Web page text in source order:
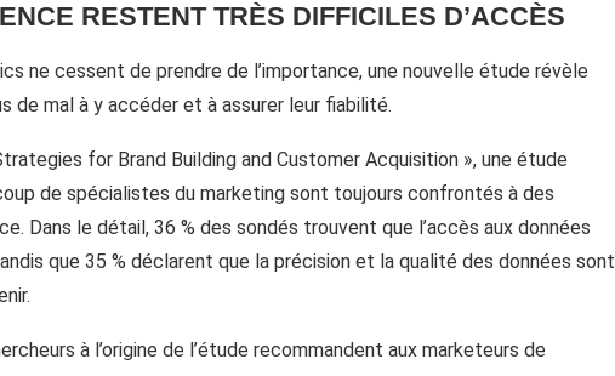
RESTENT TRÈS DIFFICILES D’ACCÈS
ne cessent de prendre de l’importance, une nouvelle étude révèle
de mal à y accéder et à assurer leur fiabilité.
for Brand Building and Customer Acquisition », une étude
de spécialistes du marketing sont toujours confrontés à des
Dans le détail, 36 % des sondés trouvent que l’accès aux données
que 35 % déclarent que la précision et la qualité des données sont
à l’origine de l’étude recommandent aux marketeurs de